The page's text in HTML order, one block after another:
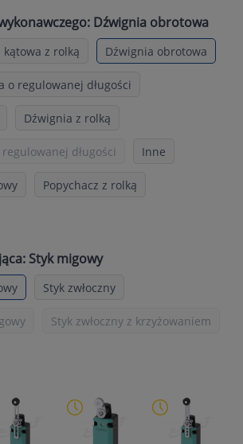
Dźwignia obrotowa
kątowa z rolką Dźwignia obrotowa
o regulowanej długości
Dźwignia z rolką
długości Inne
Popychacz z rolką
Styk migowy
Styk zwłoczny
Styk zwłoczny z krzyżowaniem